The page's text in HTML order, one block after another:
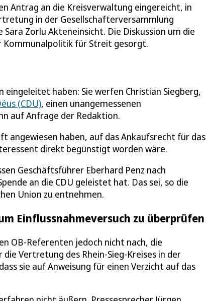
Antrag an die Kreisverwaltung eingereicht, in
in der Gesellschafterversammlung
Zorlu Akteneinsicht. Die Diskussion um die
Kommunalpolitik für Streit gesorgt.
haben: Sie werfen Christian Siegberg,
(CDU), einen unangemessenen
auf Anfrage der Redaktion.
angewiesen haben, auf das Ankaufsrecht für das
direkt begünstigt worden wäre.
Geschäftsführer Eberhard Penz nach
an die CDU geleistet hat. Das sei, so die
Union zu entnehmen.
Einflussnahmeversuch zu überprüfen
OB-Referenten jedoch nicht nach, die
Vertretung des Rhein-Sieg-Kreises in der
sie auf Anweisung für einen Verzicht auf das